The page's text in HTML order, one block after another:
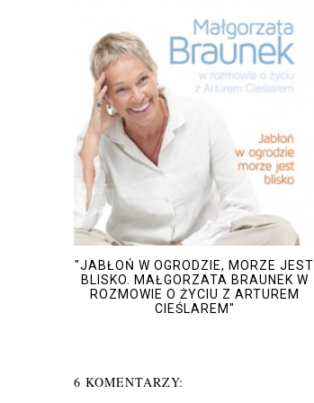
"JABŁOŃ W OGRODZIE, MORZE JEST
BLISKO. MAŁGORZATA BRAUNEK W
ROZMOWIE O ŻYCIU Z ARTUREM
CIEŚLAREM"
6 KOMENTARZY: